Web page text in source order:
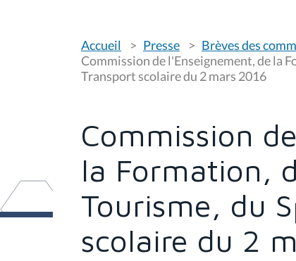
o
u
s
ê
c
:
Accueil Presse Brèves des
Commission de l'Enseignement, de la
Transport scolaire du 2 mars 2016
Commission
la Formation,
Tourisme, du
scolaire du 2